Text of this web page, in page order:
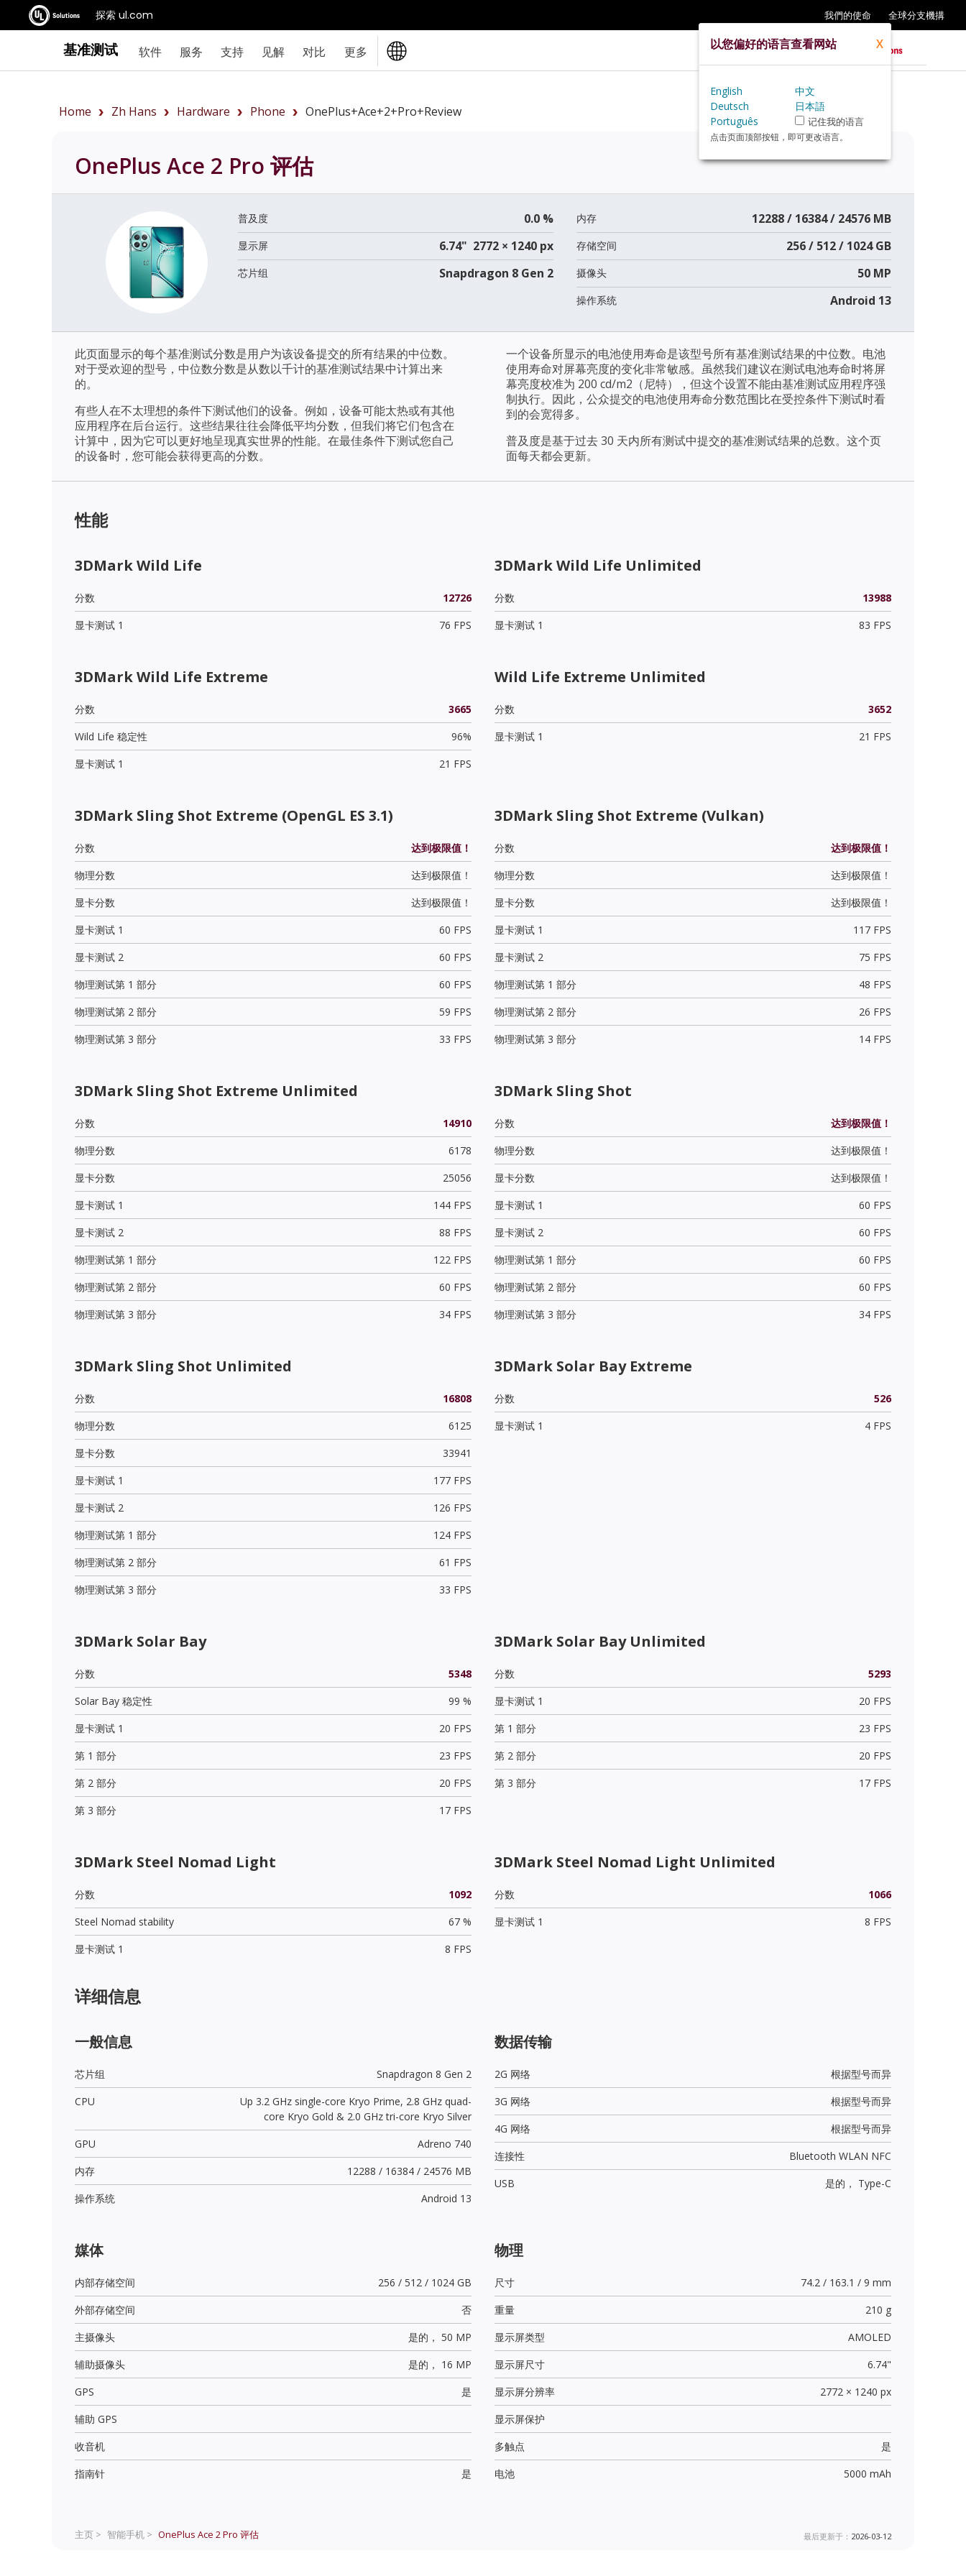
探索 ul.com 我們的使命 全球分支機搆
基准测试 软件 服务 支持 见解 对比 更多
Home Zh Hans Hardware Phone OnePlus+Ace+2+Pro+review
OnePlus Ace 2 Pro 评估
普及度 0.0 %
显示屏 6.74" 2772 × 1240 px
芯片组 Snapdragon 8 Gen 2
内存 12288 / 16384 / 24576 MB
存储空间 256 / 512 / 1024 GB
摄像头 50 MP
操作系统 Android 13
此页面显示的每个基准测试分数是用户为该设备提交的所有结果的中位数。
对于受欢迎的型号，中位数分数是从数以千计的基准测试结果中计算出来
的。
有些人在不太理想的条件下测试他们的设备。例如，设备可能太热或有其他
应用程序在后台运行。这些结果往往会降低平均分数，但我们将它们包含在
计算中，因为它可以更好地呈现真实世界的性能。在最佳条件下测试您自己
的设备时，您可能会获得更高的分数。
一个设备所显示的电池使用寿命是该型号所有基准测试结果的中位数。电池
使用寿命对屏幕亮度的变化非常敏感。虽然我们建议在测试电池寿命时将屏
幕亮度校准为 200 cd/m2（尼特），但这个设置不能由基准测试应用程序强
制执行。因此，公众提交的电池使用寿命分数范围比在受控条件下测试时看
到的会宽得多。
普及度是基于过去 30 天内所有测试中提交的基准测试结果的总数。这个页
面每天都会更新。
性能
3DMark Wild Life
分数
12726
显卡测试 1
76 FPS
3DMark Wild Life Unlimited
分数
13988
显卡测试 1
83 FPS
3DMark Wild Life Extreme
分数
3665
Wild Life 稳定性
96%
显卡测试 1
21 FPS
Wild Life Extreme Unlimited
分数
3652
显卡测试 1
21 FPS
3DMark Sling Shot Extreme (OpenGL ES 3.1)
分数
达到极限值！
物理分数
达到极限值！
显卡分数
达到极限值！
显卡测试 1
60 FPS
显卡测试 2
60 FPS
物理测试第 1 部分
60 FPS
物理测试第 2 部分
59 FPS
物理测试第 3 部分
33 FPS
3DMark Sling Shot Extreme (Vulkan)
分数
达到极限值！
物理分数
达到极限值！
显卡分数
达到极限值！
显卡测试 1
117 FPS
显卡测试 2
75 FPS
物理测试第 1 部分
48 FPS
物理测试第 2 部分
26 FPS
物理测试第 3 部分
14 FPS
3DMark Sling Shot Extreme Unlimited
分数
14910
物理分数
6178
显卡分数
25056
显卡测试 1
144 FPS
显卡测试 2
88 FPS
物理测试第 1 部分
122 FPS
物理测试第 2 部分
60 FPS
物理测试第 3 部分
34 FPS
3DMark Sling Shot
分数
达到极限值！
物理分数
达到极限值！
显卡分数
达到极限值！
显卡测试 1
60 FPS
显卡测试 2
60 FPS
物理测试第 1 部分
60 FPS
物理测试第 2 部分
60 FPS
物理测试第 3 部分
34 FPS
3DMark Sling Shot Unlimited
分数
16808
物理分数
6125
显卡分数
33941
显卡测试 1
177 FPS
显卡测试 2
126 FPS
物理测试第 1 部分
124 FPS
物理测试第 2 部分
61 FPS
物理测试第 3 部分
33 FPS
3DMark Solar Bay Extreme
分数
526
显卡测试 1
4 FPS
3DMark Solar Bay
分数
5348
Solar Bay 稳定性
99 %
显卡测试 1
20 FPS
第 1 部分
23 FPS
第 2 部分
20 FPS
第 3 部分
17 FPS
3DMark Solar Bay Unlimited
分数
5293
显卡测试 1
20 FPS
第 1 部分
23 FPS
第 2 部分
20 FPS
第 3 部分
17 FPS
3DMark Steel Nomad Light
分数
1092
Steel Nomad stability
67 %
显卡测试 1
8 FPS
3DMark Steel Nomad Light Unlimited
分数
1066
显卡测试 1
8 FPS
详细信息
一般信息
芯片组
Snapdragon 8 Gen 2
CPU
Up 3.2 GHz single-core Kryo Prime, 2.8 GHz quad-
core Kryo Gold & 2.0 GHz tri-core Kryo Silver
GPU
Adreno 740
内存
12288 / 16384 / 24576 MB
操作系统
Android 13
数据传输
2G 网络
根据型号而异
3G 网络
根据型号而异
4G 网络
根据型号而异
连接性
Bluetooth WLAN NFC
USB
是的， Type-C
媒体
内部存储空间
256 / 512 / 1024 GB
外部存储空间
否
主摄像头
是的， 50 MP
辅助摄像头
是的， 16 MP
GPS
是
辅助 GPS
收音机
指南针
是
物理
尺寸
74.2 / 163.1 / 9 mm
重量
210 g
显示屏类型
AMOLED
显示屏尺寸
6.74"
显示屏分辨率
2772 × 1240 px
显示屏保护
多触点
是
电池
5000 mAh
主页 > 智能手机 > OnePlus Ace 2 Pro 评估 最后更新于： 2026-03-12
以您偏好的语言查看网站 X
English
中文
Deutsch
日本語
Português
记住我的语言
点击页面顶部按钮，即可更改语言。